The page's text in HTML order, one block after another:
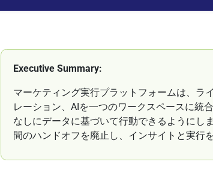
Executive Summary:
マーケティング実行プラットフォームは、ラ
レーション、AIを一つのワークスペースに統
なしにデータに基づいて行動できるようにし
間のハンドオフを廃止し、インサイトと実行